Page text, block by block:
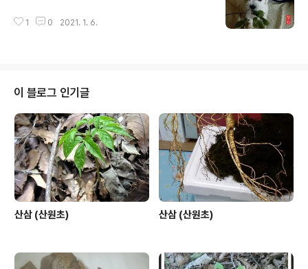
1 0 2021. 1. 6.
이 블로그 인기글
산삼 (산원초) 산삼 (산원초)